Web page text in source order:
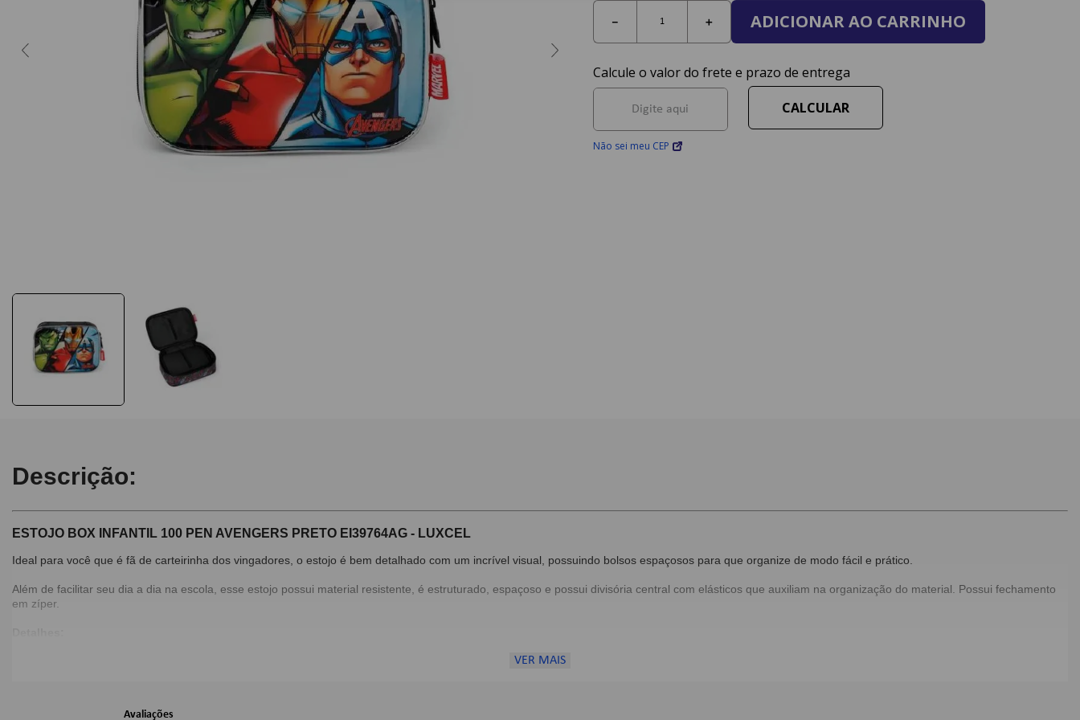
＋
－ ADICIONAR AO CARRINHO
Não sei meu CEP
Descrição:
ESTOJO BOX INFANTIL 100 PEN AVENGERS PRETO EI39764AG - LUXCEL
Ideal para você que é fã de carteirinha dos vingadores, o estojo é bem detalhado com um incrível visual, possuindo bolsos espaçosos para que organize de modo fácil e prático.
Além de facilitar seu dia a dia na escola, esse estojo possui material resistente, é estruturado, espaçoso e possui divisória central com elásticos que auxiliam na organização do material. Possui fechamento
em zíper.
VER MAIS
Avaliações
10º caderno